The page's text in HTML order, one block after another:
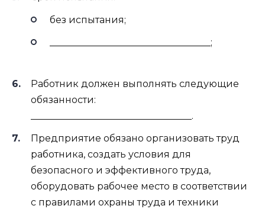
без испытания;
__________________________________;
Работник должен выполнять следующие
обязанности:
__________________________________.
Предприятие обязано организовать труд
работника, создать условия для
безопасного и эффективного труда,
оборудовать рабочее место в соответствии
с правилами охраны труда и техники